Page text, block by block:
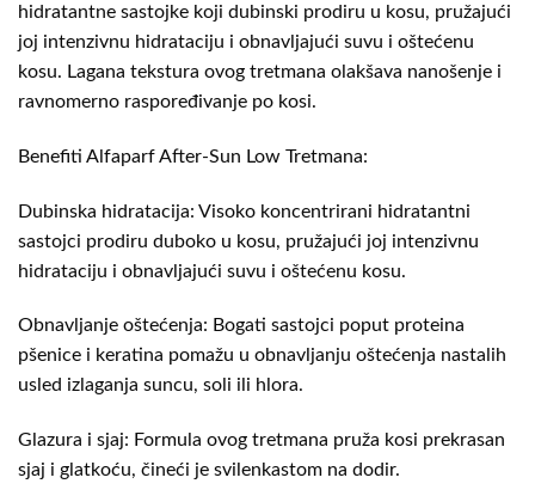
hidratantne sastojke koji dubinski prodiru u kosu, pružajući
joj intenzivnu hidrataciju i obnavljajući suvu i oštećenu
kosu. Lagana tekstura ovog tretmana olakšava nanošenje i
ravnomerno raspoređivanje po kosi.
Benefiti Alfaparf After-Sun Low Tretmana:
Dubinska hidratacija: Visoko koncentrirani hidratantni
sastojci prodiru duboko u kosu, pružajući joj intenzivnu
hidrataciju i obnavljajući suvu i oštećenu kosu.
Obnavljanje oštećenja: Bogati sastojci poput proteina
pšenice i keratina pomažu u obnavljanju oštećenja nastalih
usled izlaganja suncu, soli ili hlora.
Glazura i sjaj: Formula ovog tretmana pruža kosi prekrasan
sjaj i glatkoću, čineći je svilenkastom na dodir.